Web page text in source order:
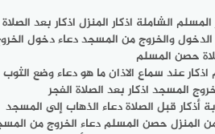
الشاملة اذكار المنزل اذكار بعد
الدخول والخروج من المسجد دعاء دخول
حصن المسلم
عند سماع الاذان ما هو دعاء وضع الثوب
المسجد اذكار بعد الصلاة الفجر
أذكار قبل الصلاة دعاء الذهاب إلى المسجد
المنزل حصن المسلم دعاء الخروج من